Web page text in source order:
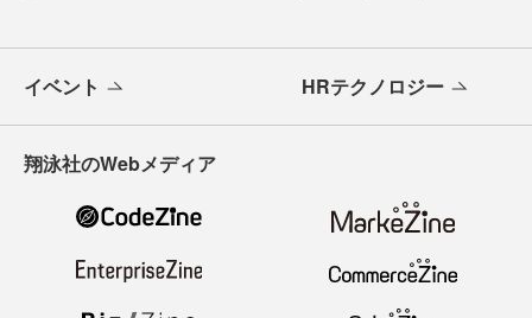
イベント HRテクノロジー
翔泳社のWebメディア